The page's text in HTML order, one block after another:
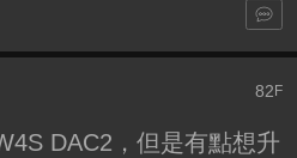
82F
DAC2，但是有點想升